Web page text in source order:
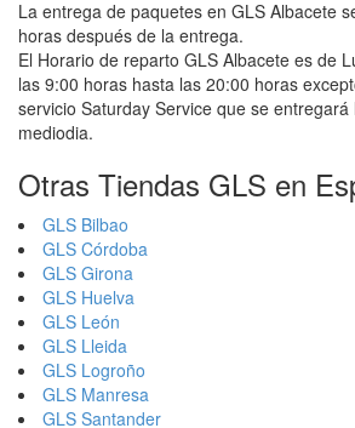
La entrega de paquetes en GLS Albacete
horas después de la entrega.
El Horario de reparto GLS Albacete es de
las 9:00 horas hasta las 20:00 horas
servicio Saturday Service que se
mediodia.
Otras Tiendas GLS en
GLS Bilbao
GLS Córdoba
GLS Girona
GLS Huelva
GLS León
GLS Lleida
GLS Logroño
GLS Manresa
GLS Santander